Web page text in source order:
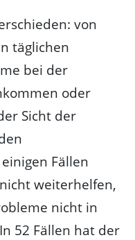
von
täglichen
bei der
oder
Sicht der
Fällen
weiterhelfen,
nicht in
52 Fällen hat der